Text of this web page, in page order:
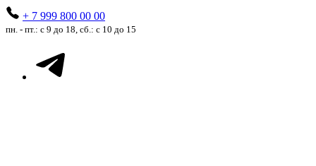
+ 7 999 800 00 00
пн. - пт.: с 9 до 18, сб.: с 10 до 15